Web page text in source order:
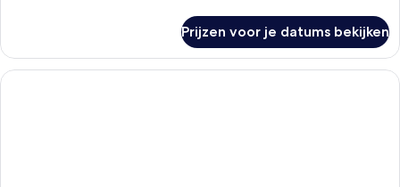
niet-
roken
(Walk-
kamer,
eenpersoonsbed,
Prijzen voor je datums bekijken